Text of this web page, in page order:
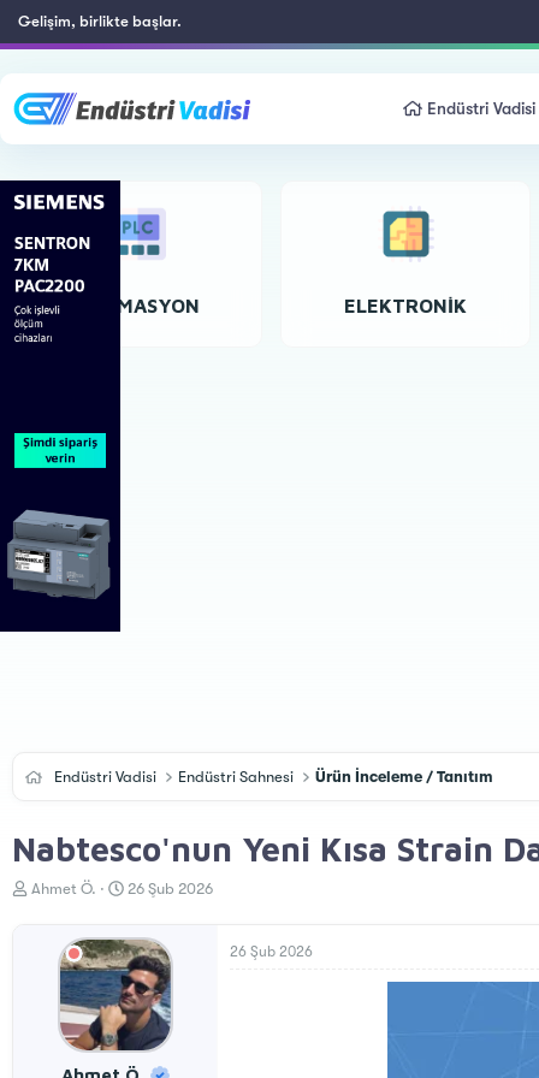
Gelişim, birlikte başlar.
Endüstri Vadisi
OTOMASYON ELEKTRONIK
Endüstri Vadisi Endüstri Sahnesi Ürün İnceleme / Tanıtım
Nabtesco'nun Yeni Kısa Strain
K
Ahmet Ö.
B
l
a
n
g
ı
26 Şub 2026
26 Şub 2026